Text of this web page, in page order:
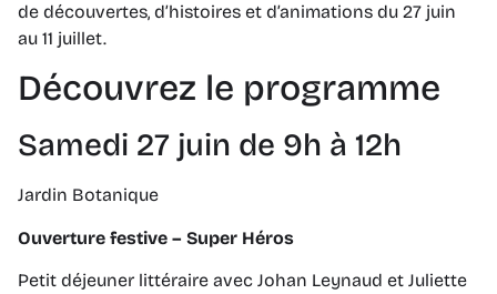
de découvertes, d’histoires et d’animations du 27 juin
au 11 juillet.
Découvrez le programme
Samedi 27 juin de 9h à 12h
Jardin Botanique
Ouverture festive – Super Héros
Petit déjeuner littéraire avec Johan Leynaud et Juliette